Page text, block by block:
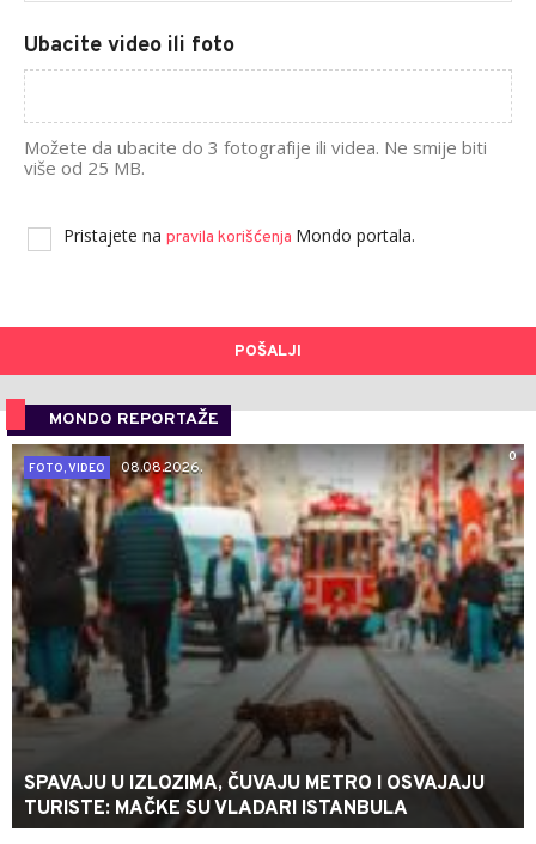
Ubacite video ili foto
Možete da ubacite do 3 fotografije ili videa. Ne smije biti
više od 25 MB.
Pristajete na pravila korišćenja Mondo portala.
POŠALJI
MONDO REPORTAŽE
0
FOTO, VIDEO
08.08.2026.
SPAVAJU U IZLOZIMA, ČUVAJU METRO I OSVAJAJU
TURISTE: MAČKE SU VLADARI ISTANBULA